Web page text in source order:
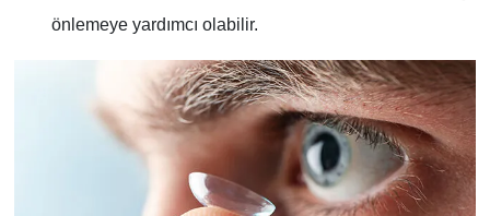
önlemeye yardımcı olabilir.